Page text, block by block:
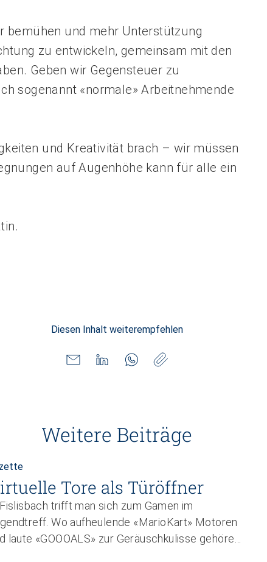
bemühen und mehr Unterstützung
zu entwickeln, gemeinsam mit den
Geben wir Gegensteuer zu
sogenannt «normale» Arbeitnehmende
und Kreativität brach – wir müssen
auf Augenhöhe kann für alle ein
Diesen Inhalt weiterempfehlen
Weitere Beiträge
Tore als Türöffner
trifft man sich zum Gamen im
Wo aufheulende «Mario­Kart»­ Motoren
laute «GOOOALS» zur Geräuschkulisse gehören,